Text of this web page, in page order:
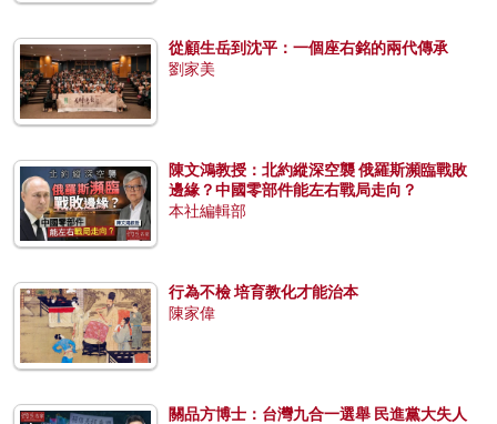
從顧生岳到沈平：一個座右銘的兩代傳承
劉家美
陳文鴻教授：北約縱深空襲 俄羅斯瀕臨戰敗
邊緣？中國零部件能左右戰局走向？
本社編輯部
行為不檢 培育教化才能治本
陳家偉
關品方博士：台灣九合一選舉 民進黨大失人